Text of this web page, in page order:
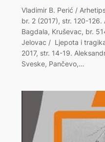
Vladimir B. Perić /
br. 2 (2017), str. 120-
Bagdala, Kruševac, br.
Jelovac / Ljepota i
2017, str. 14-19.
Sveske, Pančevo,…